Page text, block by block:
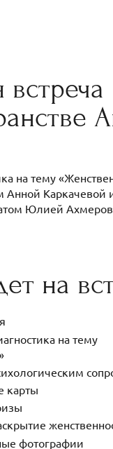
на тему
Анной Каркачевой
Юлией
на
на тему
карты
фотографии